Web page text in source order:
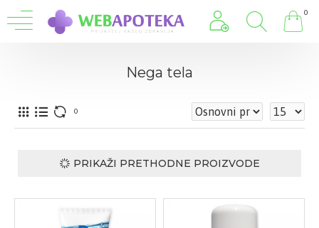
0
Nega tela
0
PRIKAŽI PRETHODNE PROIZVODE